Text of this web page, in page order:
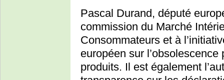
Pascal Durand, député
commission du Marché
Consommateurs et à
européen sur
produits. Il est également